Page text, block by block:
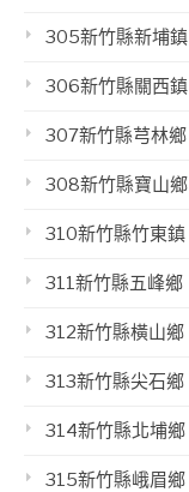
305新竹縣新埔鎮
306新竹縣關西鎮
307新竹縣芎林鄉
308新竹縣寶山鄉
310新竹縣竹東鎮
311新竹縣五峰鄉
312新竹縣橫山鄉
313新竹縣尖石鄉
314新竹縣北埔鄉
315新竹縣峨眉鄉